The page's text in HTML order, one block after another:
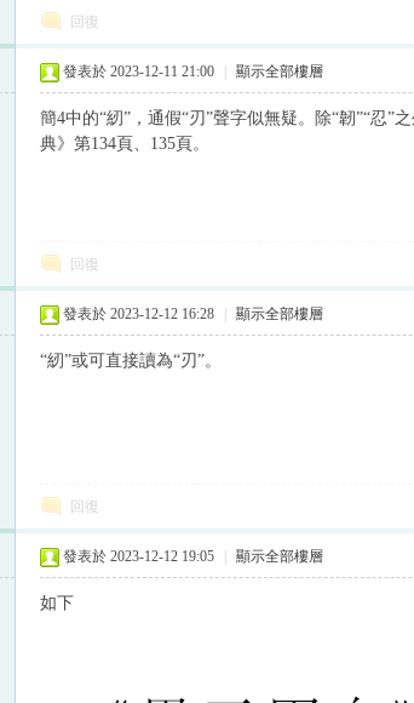
回復
發表於 2023-12-11 21:00 顯示全部樓層
簡4中的“紉”，通假“刃”聲字似無疑。除“韌”“忍”
典》第134頁、135頁。
回復
發表於 2023-12-12 16:28 顯示全部樓層
“紉”或可直接讀為“刃”。
回復
發表於 2023-12-12 19:05 顯示全部樓層
如下